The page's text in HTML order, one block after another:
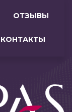
ОТЗЫВЫ
КОНТАКТЫ